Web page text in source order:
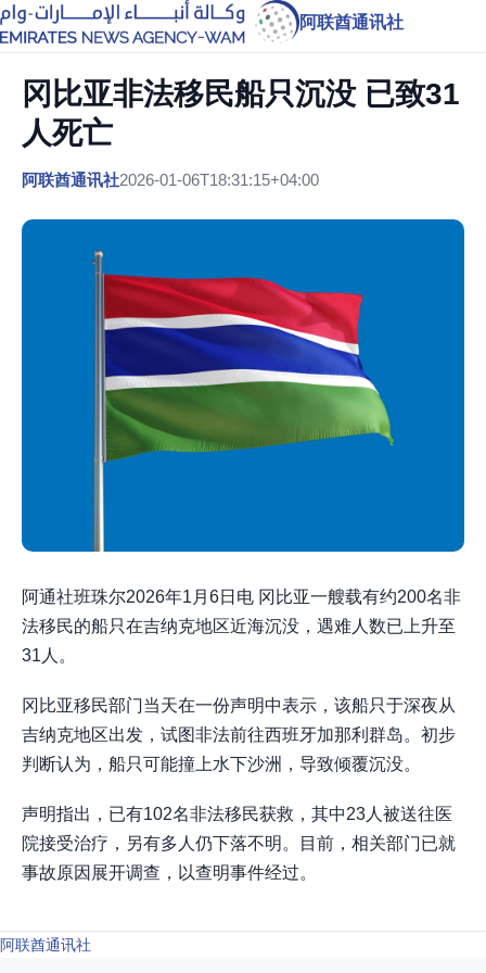
阿联酋通讯社
冈比亚非法移民船只沉没 已致31
人死亡
阿联酋通讯社2026-01-06T18:31:15+04:00
阿通社班珠尔2026年1月6日电 冈比亚一艘载有约200名非
法移民的船只在吉纳克地区近海沉没，遇难人数已上升至
31人。
冈比亚移民部门当天在一份声明中表示，该船只于深夜从
吉纳克地区出发，试图非法前往西班牙加那利群岛。初步
判断认为，船只可能撞上水下沙洲，导致倾覆沉没。
声明指出，已有102名非法移民获救，其中23人被送往医
院接受治疗，另有多人仍下落不明。目前，相关部门已就
事故原因展开调查，以查明事件经过。
阿联酋通讯社